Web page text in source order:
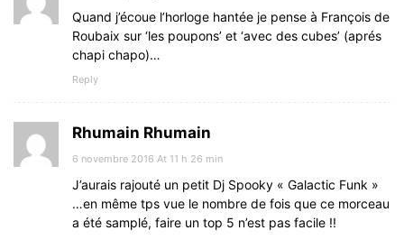
Quand j’écoue l’horloge hantée je pense à François de
Roubaix sur ‘les poupons’ et ‘avec des cubes’ (aprés
chapi chapo)…
Reply
Rhumain Rhumain
6 novembre 2016 At 11 h 26 min
J’aurais rajouté un petit Dj Spooky « Galactic Funk »
…en même tps vue le nombre de fois que ce morceau
a été samplé, faire un top 5 n’est pas facile !!